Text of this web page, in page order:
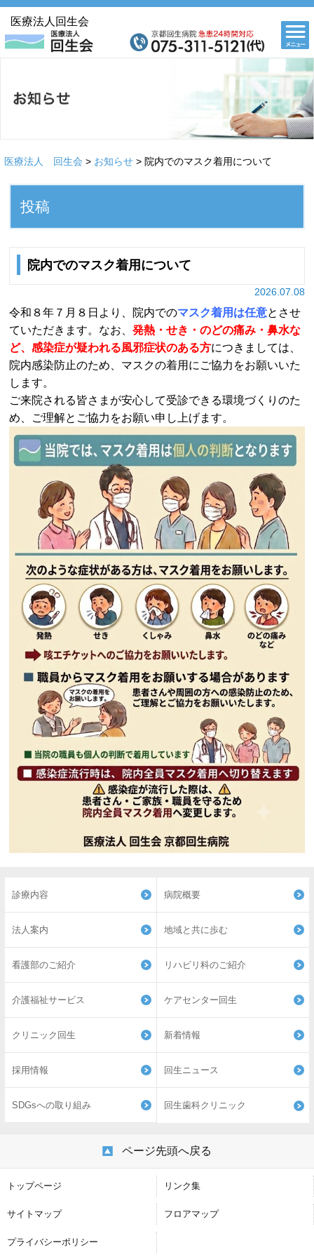
医療法人回生会
医療法人 回生会 > お知らせ > 院内でのマスク着用について
投稿
院内でのマスク着用について
2026.07.08
令和８年７月８日より、院内でのマスク着用は任意とさせ
ていただきます。なお、発熱・せき・のどの痛み・鼻水な
ど、感染症が疑われる風邪症状のある方につきましては、
院内感染防止のため、マスクの着用にご協力をお願いいた
します。
ご来院される皆さまが安心して受診できる環境づくりのた
め、ご理解とご協力をお願い申し上げます。
診療内容 病院概要
法人案内 地域と共に歩む
看護部のご紹介 リハビリ科のご紹介
介護福祉サービス ケアセンター回生
クリニック回生 新着情報
採用情報 回生ニュース
SDGsへの取り組み 回生歯科クリニック
ページ先頭へ戻る
トップページ リンク集
サイトマップ フロアマップ
プライバシーポリシー